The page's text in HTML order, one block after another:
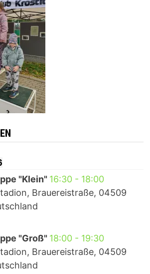
"Klein" 16:30- 18:00
Brauereistraße, 04509
"Groß" 18:00- 19:30
Brauereistraße, 04509